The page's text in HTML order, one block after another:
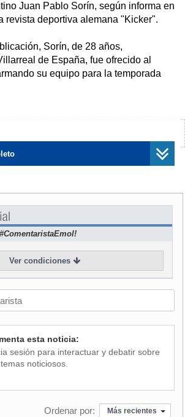
Juan Pablo Sorín, según informa en
revista deportiva alemana "Kicker".
Sorín, de 28 años,
de España, fue ofrecido al
su equipo para la temporada
Francia y en el Barcelona español,
Villarreal.
y podría ser el hombre adecuado
en el Bremen, apunta la
#ComentaristaEmol!
Ver condiciones
esta noticia:
sesión para interactuar y debatir sobre
noticiosos.
Ordenar por: Más recientes